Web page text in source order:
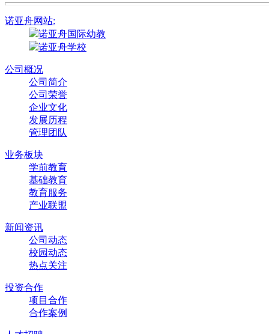
诺亚舟网站:
诺亚舟国际幼教
诺亚舟学校
公司概况
公司简介
公司荣誉
企业文化
发展历程
管理团队
业务板块
学前教育
基础教育
教育服务
产业联盟
新闻资讯
公司动态
校园动态
热点关注
投资合作
项目合作
合作案例